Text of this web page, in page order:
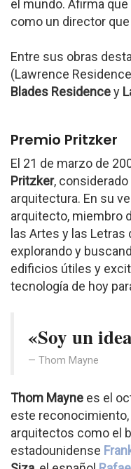
el mundo. Afirma
como un director
Entre sus obras
(Lawrence
Blades Residencey
Premio Pritzker
El 21 de marzo de
Pritzker,
arquitectura. En su
arquitecto, miembro
las Artes y las
explorando y
edificios útiles y
tecnología de hoy
«Soy un
Thom Mayne
Thom Mayne es el
este
arquitectos como el
estadounidense